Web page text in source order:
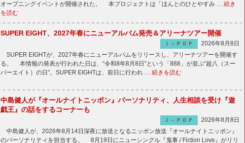
オープニングイベントが開催された。 本プロジェクトは「ほんとのひとやすみ … 続き
を読む
SUPER EIGHT、2027年春にニューアルバム発売＆アリーナツアー開催
Ｊ－ＰＯＰ
2026年8月8日
SUPER EIGHTが、2027年春にニューアルバムをリリースし、アリーナツアーを開催す
る。 本情報の発表が行われた日は、“令和8年8月8日”という「888」が並ぶ“超八（スー
パーエイト）の日”。SUPER EIGHTは、前日に行われ … 続きを読む
中島健人が『オールナイトニッポン』パーソナリティ、人生相談を受け『遊
戯王』の話をするコーナーも
Ｊ－ＰＯＰ
2026年8月8日
中島健人が、2026年8月14日深夜に放送となるニッポン放送『オールナイトニッポン』
のパーソナリティを担当する。 8月19日にニューシングル『鬼事 / Fiction Love』がリリ